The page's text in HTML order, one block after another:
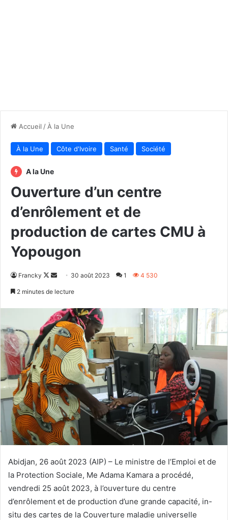
Accueil / À la Une
À la Une Côte d'Ivoire Santé Société
A la Une
Ouverture d’un centre
d’enrôlement et de
production de cartes CMU à
Yopougon
Francky
Follow
Envoyer30 août 2023 1 4 530
2 minutes de lecture
Abidjan, 26 août 2023 (AIP) – Le ministre de l’Emploi et de
la Protection Sociale, Me Adama Kamara a procédé,
vendredi 25 août 2023, à l’ouverture du centre
d’enrôlement et de production d’une grande capacité, in-
situ des cartes de la Couverture maladie universelle